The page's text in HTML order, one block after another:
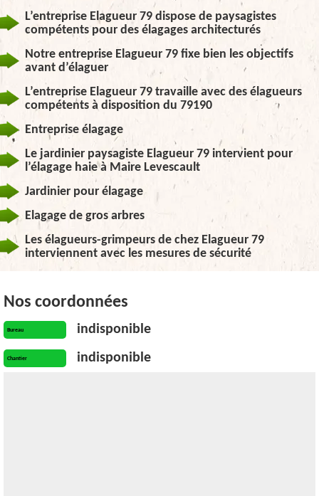
L’entreprise Elagueur 79 dispose de paysagistes
compétents pour des élagages architecturés
Notre entreprise Elagueur 79 fixe bien les objectifs
avant d’élaguer
L’entreprise Elagueur 79 travaille avec des élagueurs
compétents à disposition du 79190
Entreprise élagage
Le jardinier paysagiste Elagueur 79 intervient pour
l’élagage haie à Maire Levescault
Jardinier pour élagage
Elagage de gros arbres
Les élagueurs-grimpeurs de chez Elagueur 79
interviennent avec les mesures de sécurité
Nos coordonnées
Bureau indisponible
Chantier indisponible